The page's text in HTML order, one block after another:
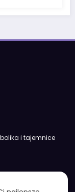
i tajemnice